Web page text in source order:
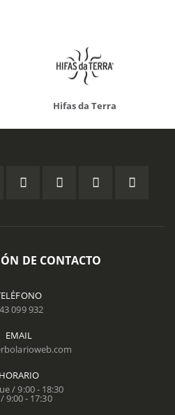
Hifas da Terra
DE CONTACTO
099 932
EMAIL
HORARIO
/ 9:00 - 18:30
9:00 - 17:30